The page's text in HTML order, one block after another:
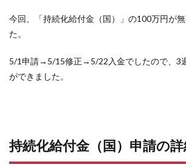
今回、「持続化給付金（国）」の100万円が
た。
5/1申請→5/15修正→5/22入金でしたので、3
ができました。
持続化給付金（国）申請の